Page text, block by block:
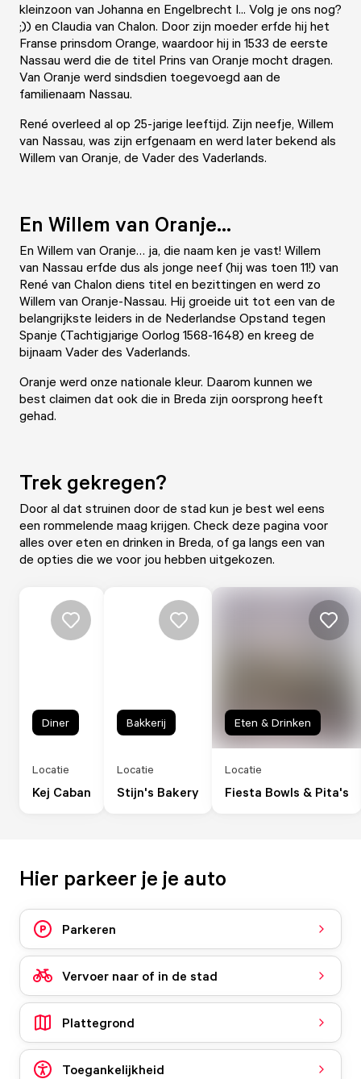
kleinzoon van Johanna en Engelbrecht I... Volg je ons nog?
;)) en Claudia van Chalon. Door zijn moeder erfde hij het
Franse prinsdom Orange, waardoor hij in 1533 de eerste
Nassau werd die de titel Prins van Oranje mocht dragen.
Van Oranje werd sindsdien toegevoegd aan de
familienaam Nassau.
René overleed al op 25-jarige leeftijd. Zijn neefje, Willem
van Nassau, was zijn erfgenaam en werd later bekend als
Willem van Oranje, de Vader des Vaderlands.
En Willem van Oranje...
En Willem van Oranje… ja, die naam ken je vast! Willem
van Nassau erfde dus als jonge neef (hij was toen 11!) van
René van Chalon diens titel en bezittingen en werd zo
Willem van Oranje-Nassau. Hij groeide uit tot een van de
belangrijkste leiders in de Nederlandse Opstand tegen
Spanje (Tachtigjarige Oorlog 1568-1648) en kreeg de
bijnaam Vader des Vaderlands.
Oranje werd onze nationale kleur. Daarom kunnen we
best claimen dat ook die in Breda zijn oorsprong heeft
gehad.
Trek gekregen?
Door al dat struinen door de stad kun je best wel eens
een rommelende maag krijgen. Check deze pagina voor
alles over eten en drinken in Breda, of ga langs een van
de opties die we voor jou hebben uitgekozen.
Kej Caban
Locatie
Diner
Stijn's Bakery
Locatie
Bakkerij
Fiesta Bowls & Pita's
Locatie
Eten & Drinken
Hier parkeer je je auto
Parkeren
Vervoer naar of in de stad
Plattegrond
Toegankelijkheid